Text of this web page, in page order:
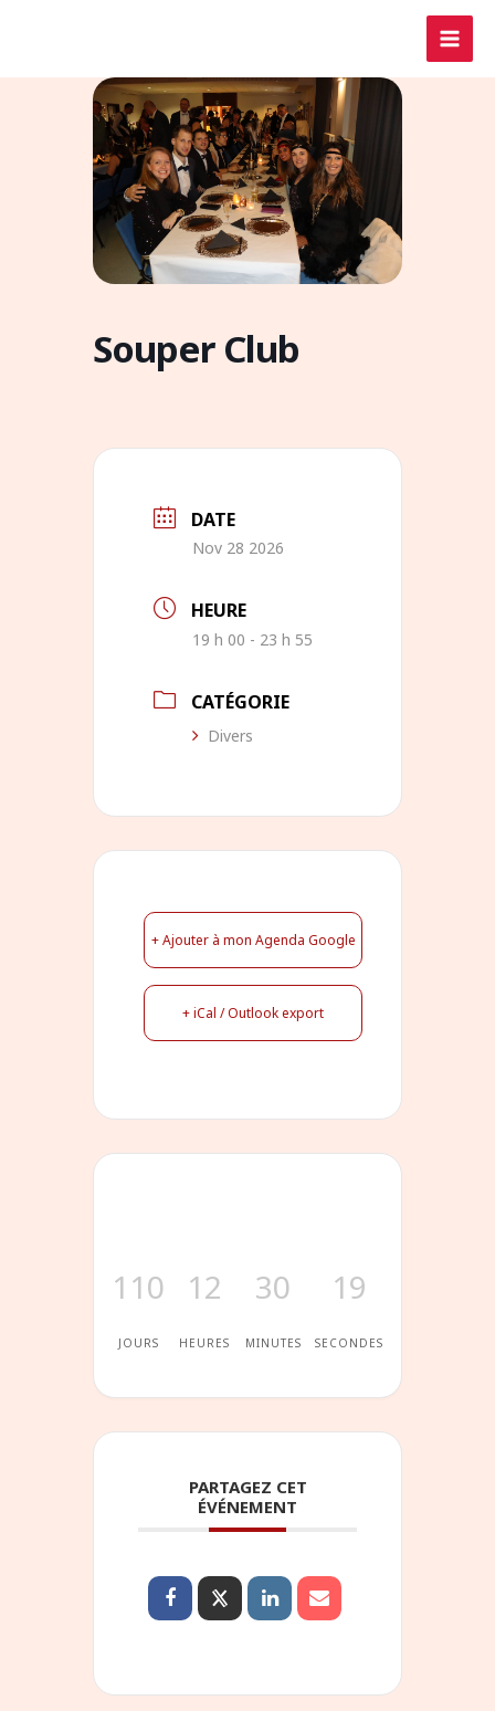
Souper Club
DATE
Nov 28 2026
HEURE
19 h 00 - 23 h 55
CATÉGORIE
Divers
+ Ajouter à mon Agenda Google
+ iCal / Outlook export
110
JOURS
12
HEURES
30
MINUTES
18
SECONDES
PARTAGEZ CET
ÉVÉNEMENT
Archives